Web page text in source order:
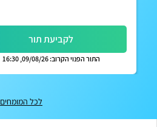
לקביעת תור
התור הפנוי הקרוב: 09/08/26, 16:30
לכל המומחים